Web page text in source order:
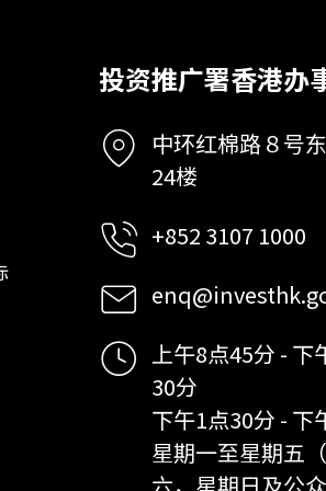
投资推广署香港办
中环红棉路８号
24楼
+852 3107 1000
上午8点45分 - 下
30分
下午1点30分 - 下
星期一至星期五
六，星期日及公